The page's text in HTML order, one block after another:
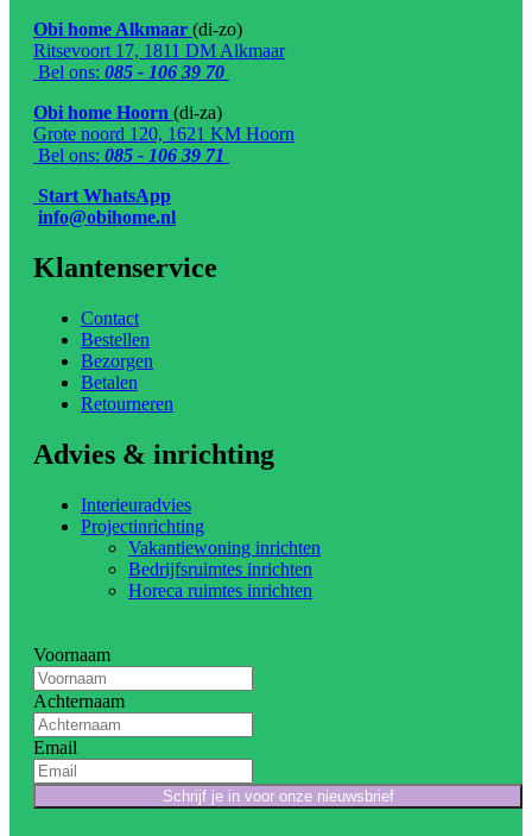
Obi home Alkmaar (di-zo)
Ritsevoort 17, 1811 DM Alkmaar
Bel ons: 085 - 106 39 70
Obi home Hoorn (di-za)
Grote noord 120, 1621 KM Hoorn
Bel ons: 085 - 106 39 71
Start WhatsApp
info@obihome.nl
Klantenservice
Contact
Bestellen
Bezorgen
Betalen
Retourneren
Advies & inrichting
Interieuradvies
Projectinrichting
Vakantiewoning inrichten
Bedrijfsruimtes inrichten
Horeca ruimtes inrichten
Voornaam
Achternaam
Email
Schrijf je in voor onze nieuwsbrief